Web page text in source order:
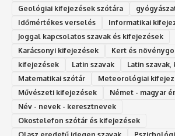
Geológiai kifejezések szótára
Időmértékes verselés
Informatikai
Joggal kapcsolatos szavak és kifejezések
Karácsonyi kifejezések
Kert és
kifejezések
Latin szavak
Latin
Matematikai szótár
Meteorológiai
Művészeti kifejezések
Német - magyar
Név - nevek - keresztnevek
Okostelefon szótár és kifejezések